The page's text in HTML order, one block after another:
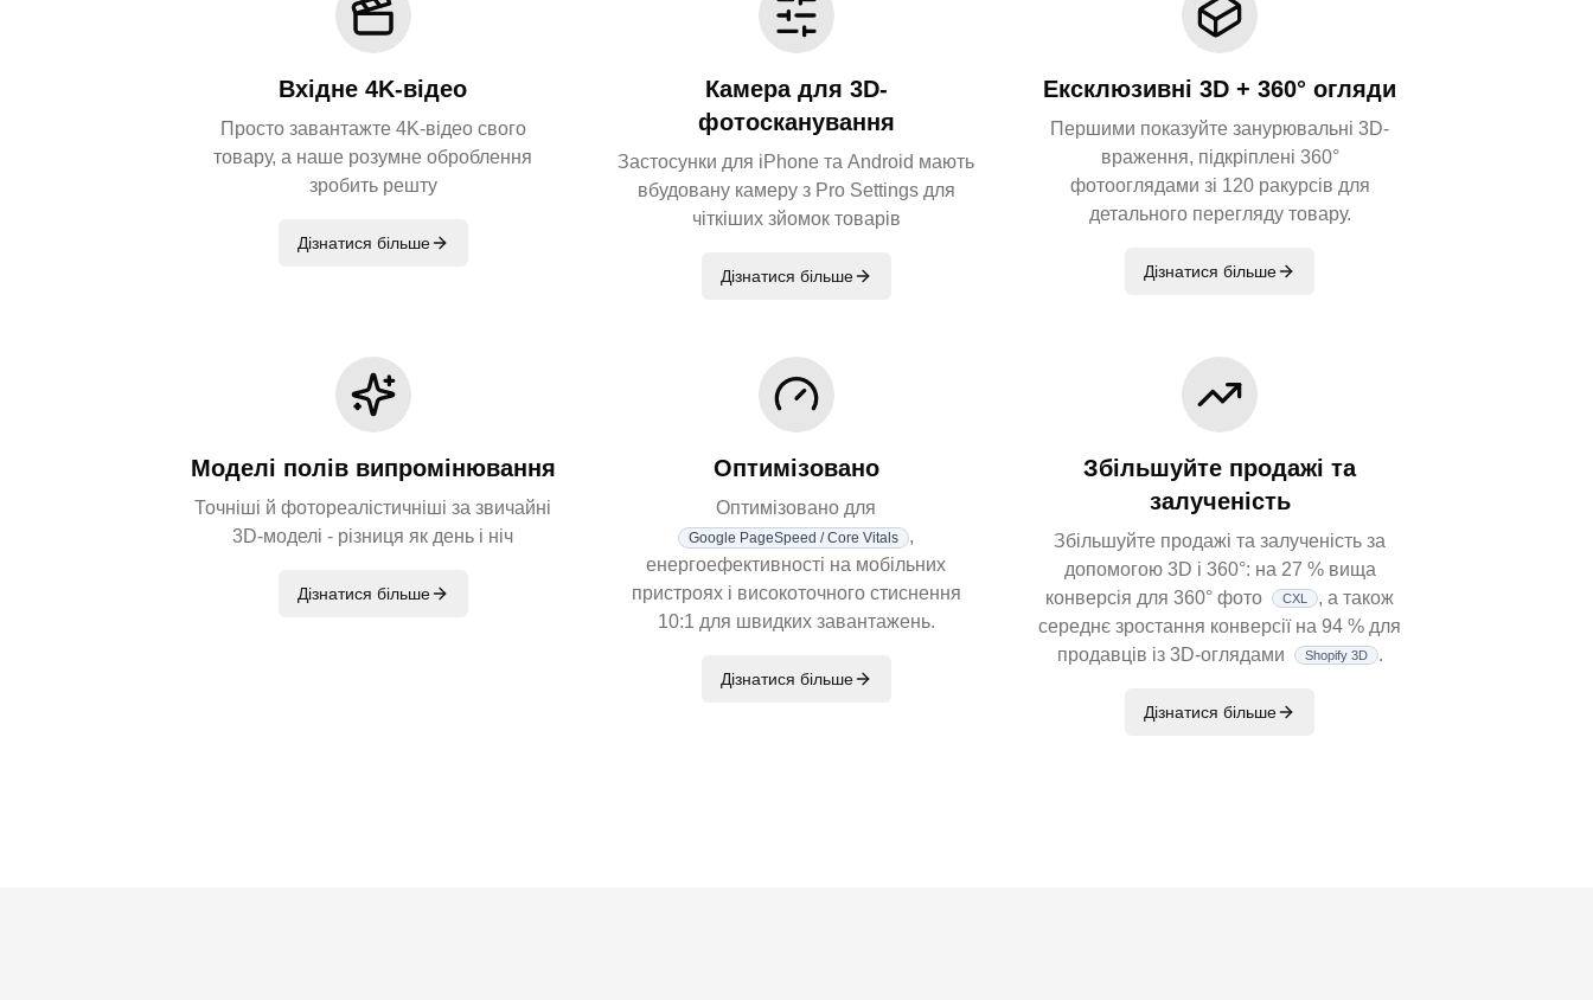
Вхідне 4K-відео
Просто завантажте 4K-відео свого
товару, а наше розумне оброблення
зробить решту
Дізнатися більше
Камера для 3D-
фотосканування
Застосунки для iPhone та Android мають
вбудовану камеру з Pro Settings для
чіткіших зйомок товарів
Дізнатися більше
Ексклюзивні 3D + 360° огляди
Першими показуйте занурювальні 3D-
враження, підкріплені 360°
фотооглядами зі 120 ракурсів для
детального перегляду товару.
Дізнатися більше
Моделі полів випромінювання
Точніші й фотореалістичніші за звичайні
3D-моделі - різниця як день і ніч
Дізнатися більше
Оптимізовано
Оптимізовано для
Google PageSpeed / Core Vitals
,
енергоефективності на мобільних
пристроях і високоточного стиснення
10:1 для швидких завантажень.
Дізнатися більше
Збільшуйте продажі та
залученість
Збільшуйте продажі та залученість за
допомогою 3D і 360°: на 27 % вища
конверсія для 360° фото
CXL
, а також
середнє зростання конверсії на 94 % для
продавців із 3D-оглядами
Shopify 3D .
Дізнатися більше